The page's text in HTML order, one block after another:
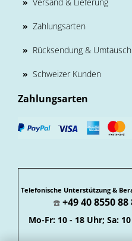
» Zahlungsarten
» Rücksendung & Umtausch
» Schweizer Kunden
Zahlungsarten
Telefonische Unterstützung &
☎️ +49 40 8550 88
Mo-Fr: 10 - 18 Uhr; Sa: